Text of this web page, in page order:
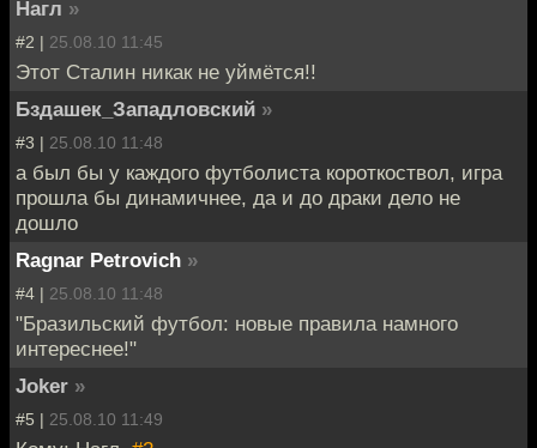
Нагл »
#2 | 25.08.10 11:45
Этот Сталин никак не уймётся!!
Бздашек_Западловский »
#3 | 25.08.10 11:48
а был бы у каждого футболиста короткоствол, игра
прошла бы динамичнее, да и до драки дело не
дошло
Ragnar Petrovich »
#4 | 25.08.10 11:48
"Бразильский футбол: новые правила намного
интереснее!"
Joker »
#5 | 25.08.10 11:49